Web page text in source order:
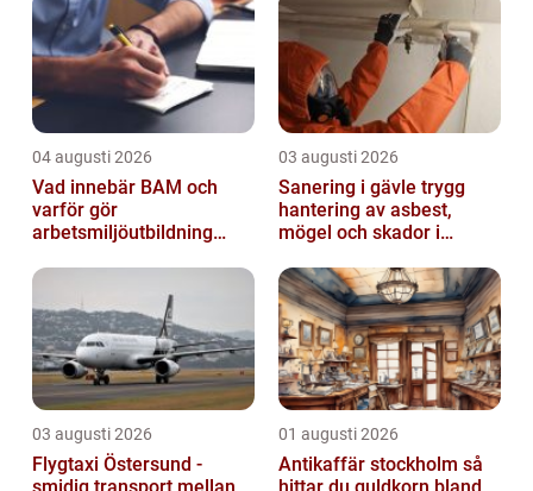
04 augusti 2026
Vad innebär BAM och
varför gör
arbetsmiljöutbildning
03 augusti 2026
Sanering i gävle trygg
hantering av asbest,
mögel och skador i
03 augusti 2026
Flygtaxi Östersund -
01 augusti 2026
Antikaffär stockholm så